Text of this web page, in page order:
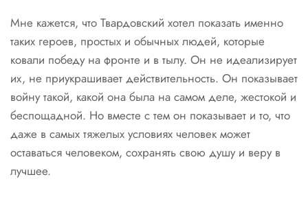
Мне кажется, что Твардовский хотел показать именно
таких героев, простых и обычных людей, которые
ковали победу на фронте и в тылу. Он не идеализирует
их, не приукрашивает действительность. Он показывает
войну такой, какой она была на самом деле, жестокой и
беспощадной. Но вместе с тем он показывает и то, что
даже в самых тяжелых условиях человек может
оставаться человеком, сохранять свою душу и веру в
лучшее.